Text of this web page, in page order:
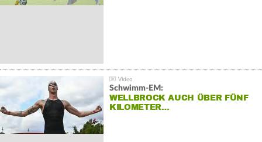
Schwimm-EM:
WELLBROCK AUCH ÜBER FÜNF
KILOMETER…